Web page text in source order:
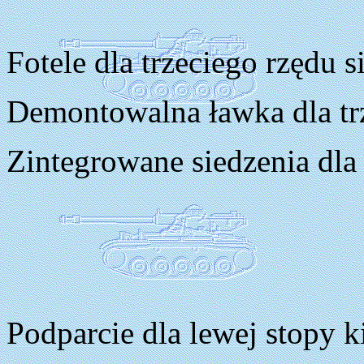
Fotele dla trzeciego rzędu
Demontowalna ławka dla
Zintegrowane siedzenia
Podparcie dla lewej stopy